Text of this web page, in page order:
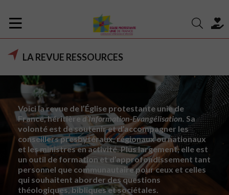
LA REVUE RESSOURCES
Voici la revue de l’Église protestante unie de
France, héritièred’Information-Evangélisation. Sa
volonté est de soutenir et d’accompagner les
conseillers presbytéraux, régionaux ou nationaux
et les ministres en activité. Plus largement, elle est
un outil de formation et d’approfondissement tant
personnel que communautaire pour ceux et celles
qui souhaitent aborder des questions
théologiques, bibliques et sociétales.